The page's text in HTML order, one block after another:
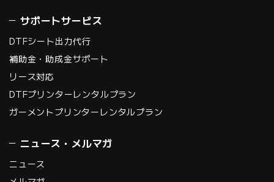
サポートサービス
DTFシート出力代行
補助金・助成金サポート
リース対応
DTFプリンターレンタルプラン
ガーメントプリンターレンタルプラン
ニュース・メルマガ
ニュース